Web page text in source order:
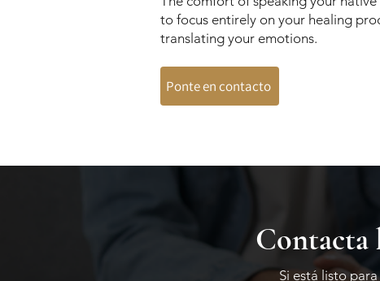
to focus entirely on your healing
translating your emotions.
Ponte en contacto
Contacta
Si está listo